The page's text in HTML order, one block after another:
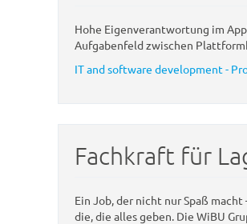
Hohe Eigenverantwortung im
Aufgabenfeld zwischen
IT and software development -
Fachkraft für
Ein Job, der nicht nur Spaß
die, die alles geben. Die WiBU